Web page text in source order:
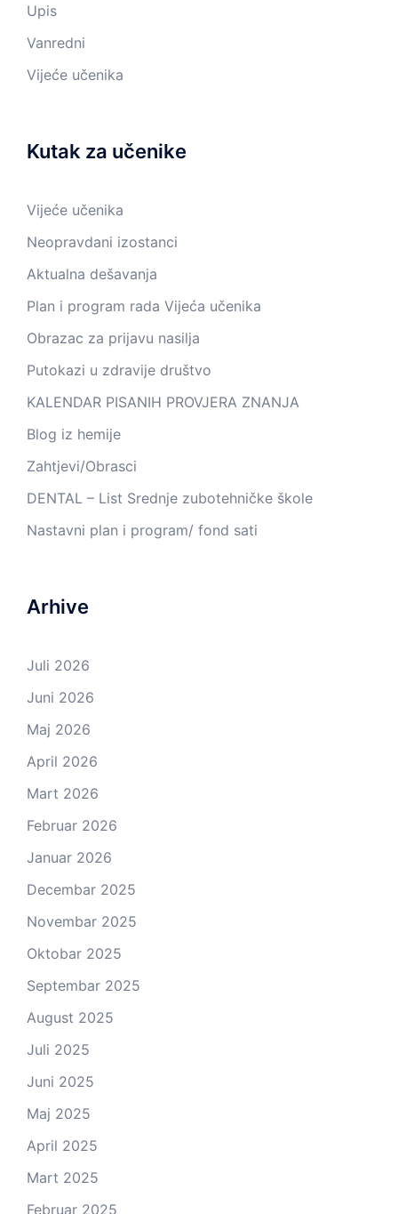
Upis
Vanredni
Vijeće učenika
Kutak za učenike
Vijeće učenika
Neopravdani izostanci
Aktualna dešavanja
Plan i program rada Vijeća učenika
Obrazac za prijavu nasilja
Putokazi u zdravije društvo
KALENDAR PISANIH PROVJERA ZNANJA
Blog iz hemije
Zahtjevi/Obrasci
DENTAL – List Srednje zubotehničke škole
Nastavni plan i program/ fond sati
Arhive
Juli 2026
Juni 2026
Maj 2026
April 2026
Mart 2026
Februar 2026
Januar 2026
Decembar 2025
Novembar 2025
Oktobar 2025
Septembar 2025
August 2025
Juli 2025
Juni 2025
Maj 2025
April 2025
Mart 2025
Februar 2025